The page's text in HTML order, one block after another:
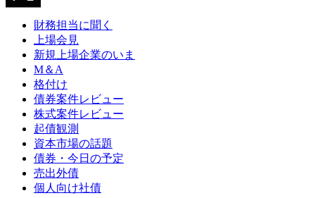
財務担当に聞く
上場会見
新規上場企業のいま
M＆A
格付け
債券案件レビュー
株式案件レビュー
起債観測
資本市場の話題
債券・今日の予定
売出外債
個人向け社債